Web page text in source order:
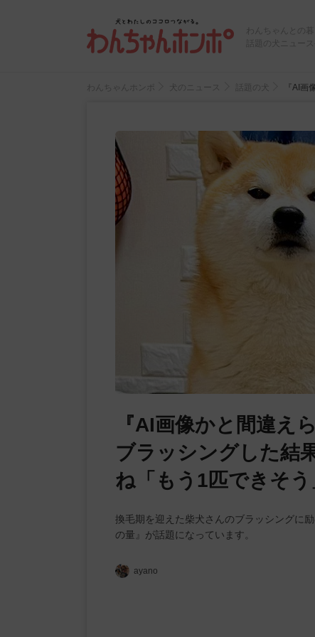
わんちゃんとの
話題の犬ニュー
わんちゃんホンポ 犬のニュース 話題の犬 『AI
『AI画像かと間違え
ブラッシングした結
ね「もう1匹できそう
換毛期を迎えた柴犬さんのブラッシングに
の量』が話題になっています。
ayano